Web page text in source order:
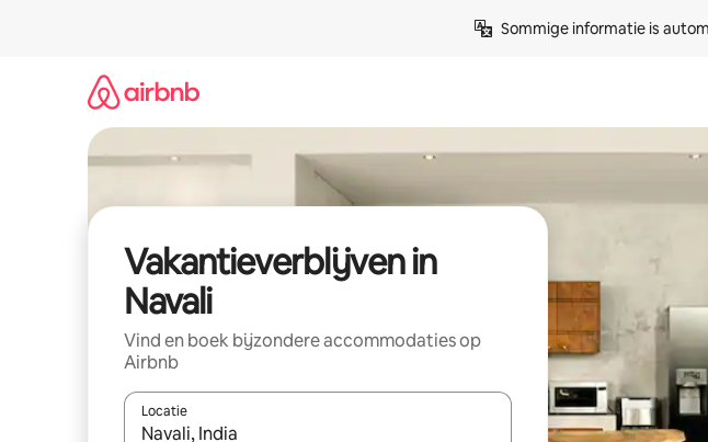
Sommige informatie is
Vakantieverblijven in
Navali
Vind en boek bijzondere accommodaties op
Airbnb
Locatie
Wanneer er resultaten beschikbaar zijn, maak je een keuze met je de